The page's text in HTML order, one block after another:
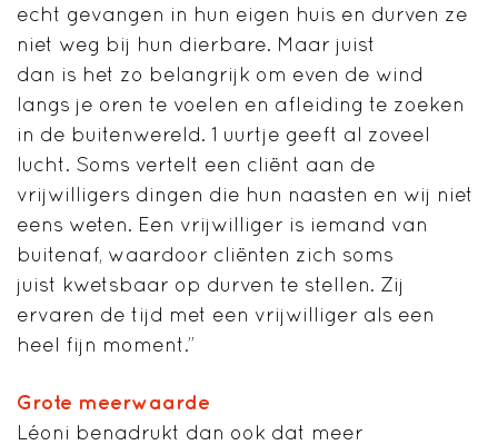
echt gevangen in hun eigen huis en durven ze
niet weg bij hun dierbare. Maar juist
dan is het zo belangrijk om even de wind
langs je oren te voelen en afleiding te zoeken
in de buitenwereld. 1 uurtje geeft al zoveel
lucht. Soms vertelt een cliënt aan de
vrijwilligers dingen die hun naasten en wij niet
eens weten. Een vrijwilliger is iemand van
buitenaf, waardoor cliënten zich soms
juist kwetsbaar op durven te stellen. Zij
ervaren de tijd met een vrijwilliger als een
heel fijn moment.”
Grote meerwaarde
Léoni benadrukt dan ook dat meer